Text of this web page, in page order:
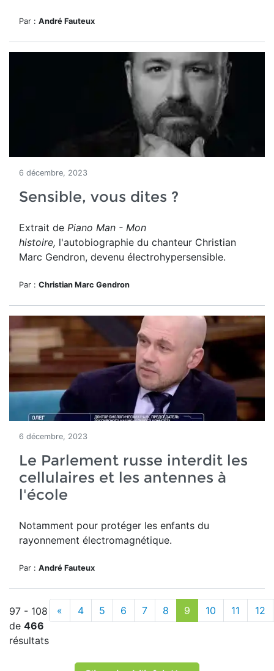
Par : André Fauteux
6 décembre, 2023
Sensible, vous dites ?
Extrait de Piano Man - Mon
histoire, l'autobiographie du chanteur Christian
Marc Gendron, devenu électrohypersensible.
Par : Christian Marc Gendron
6 décembre, 2023
Le Parlement russe interdit les
cellulaires et les antennes à
l'école
Notamment pour protéger les enfants du
rayonnement électromagnétique.
Par : André Fauteux
97 - 108
de 466
résultats
« 4 5 6 7 8 9 10 11 12